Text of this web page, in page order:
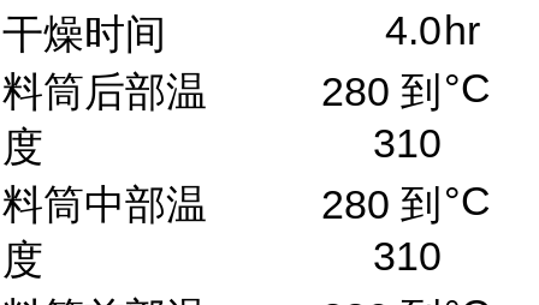
干燥时间
4.0hr
料筒后部温
度
280 到
310
°C
料筒中部温
度
280 到
310
°C